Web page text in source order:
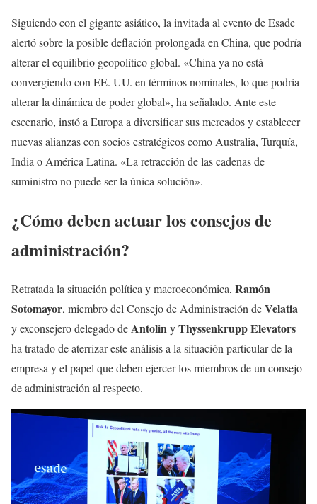
Siguiendo con el gigante asiático, la invitada al evento de Esade
alertó sobre la posible deflación prolongada en China, que podría
alterar el equilibrio geopolítico global. «China ya no está
convergiendo con EE. UU. en términos nominales, lo que podría
alterar la dinámica de poder global», ha señalado. Ante este
escenario, instó a Europa a diversificar sus mercados y establecer
nuevas alianzas con socios estratégicos como Australia, Turquía,
India o América Latina. «La retracción de las cadenas de
suministro no puede ser la única solución».
¿Cómo deben actuar los consejos de
administración?
Retratada la situación política y macroeconómica, Ramón
Sotomayor, miembro del Consejo de Administración deVelatia
y exconsejero delegado deAntolinyThyssenkrupp Elevators
ha tratado de aterrizar este análisis a la situación particular de la
empresa y el papel que deben ejercer los miembros de un consejo
de administración al respecto.